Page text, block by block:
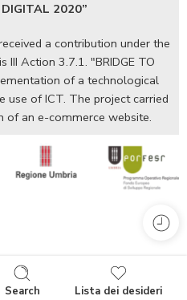
2020”
a contribution under the
Action 3.7.1. "BRIDGE TO
of a technological
use of ICT. The project carried
of an e-commerce website.
Search Lista dei desideri